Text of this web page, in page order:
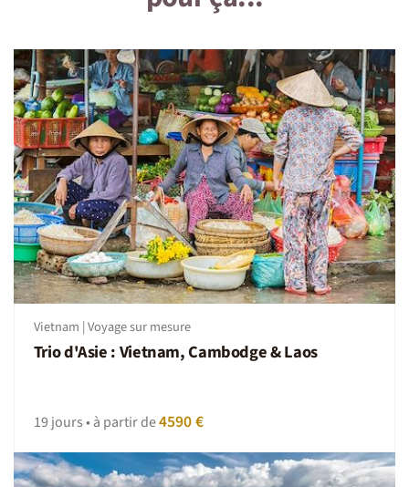
Il est assuré par la compagnie Vietnam Airlines.
Esprit du voyage
La réussite de tout voyage est un délicat mélange de
bonne humeur, de sentiments d'entraide et de
convivialité, d'esprit de découverte, de bonne volonté,
d'une participation aux tâches communes ainsi que le
respect des traditions locales. Et n’oubliez pas, l'aventure
est toujours faite d'imprévus. Dans ces moments là,
adoptez la Nomade attitude : patience, bonne humeur et
tolérance.
Vietnam | Voyage sur mesure
Trio d'Asie : Vietnam, Cambodge & Laos
19 jours • à partir de4590 €